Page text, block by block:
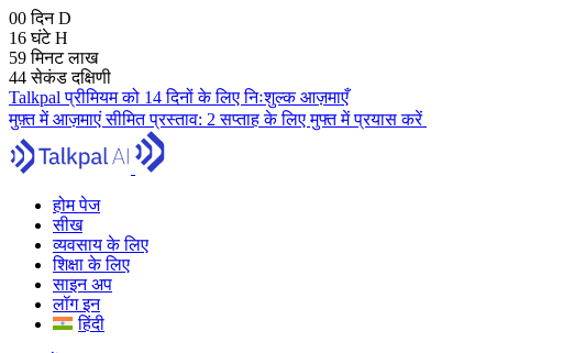
00 दिनD
16 घंटेH
59 मिनटलाख
43 सेकंडदक्षिणी
Talkpal प्रीमियम को 14 दिनों के लिए निःशुल्क आज़माएँ
मुफ़्त में आज़माएंसीमित प्रस्ताव: 2 सप्ताह के लिए मुफ्त में प्रयास करें
होम पेज
सीख
व्यवसाय के लिए
शिक्षा के लिए
साइन अप
लॉग इन
हिंदी